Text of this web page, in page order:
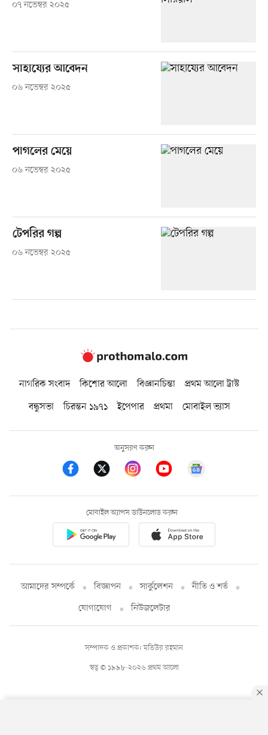
০৭ নভেম্বর ২০২৫
সাহায্যের আবেদন
০৬ নভেম্বর ২০২৫
পাগলের মেয়ে
০৬ নভেম্বর ২০২৫
টেপরির গল্প
০৬ নভেম্বর ২০২৫
নাগরিক সংবাদ কিশোর আলো বিজ্ঞানচিন্তা
প্রথম আলো ট্রাস্ট
বন্ধুসভা
চিরন্তন ১৯৭১ ইপেপার প্রথমা মোবাইল ভ্যাস
অনুসরণ করুন
মোবাইল অ্যাপস ডাউনলোড করুন
আমাদের সম্পর্কে বিজ্ঞাপন সার্কুলেশন
নীতি ও শর্ত
যোগাযোগ
নিউজলেটার
স্বত্ব © ১৯৯৮-২০২৬ প্রথম আলো
সম্পাদক ও প্রকাশক: মতিউর রহমান